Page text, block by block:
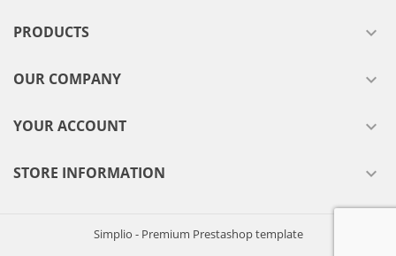
PRODUCTS 
OUR COMPANY 
YOUR ACCOUNT 
STORE INFORMATION 
Simplio - Premium Prestashop template